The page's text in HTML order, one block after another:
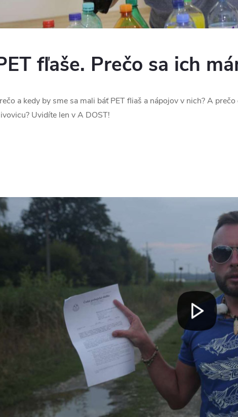
fľaše. Prečo sa ich
a kedy by sme sa mali báť PET fliaš a nápojov v nich? A
Uvidíte len v A DOST!